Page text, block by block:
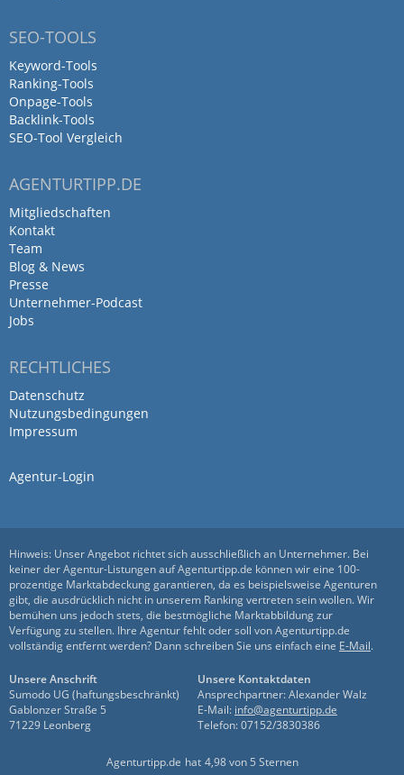
SEO-TOOLS
Keyword-Tools
Ranking-Tools
Onpage-Tools
Backlink-Tools
SEO-Tool Vergleich
AGENTURTIPP.DE
Mitgliedschaften
Kontakt
Team
Blog & News
Presse
Unternehmer-Podcast
Jobs
RECHTLICHES
Datenschutz
Nutzungsbedingungen
Impressum
Agentur-Login
Hinweis: Unser Angebot richtet sich ausschließlich an Unternehmer. Bei
keiner der Agentur-Listungen auf Agenturtipp.de können wir eine 100-
prozentige Marktabdeckung garantieren, da es beispielsweise Agenturen
gibt, die ausdrücklich nicht in unserem Ranking vertreten sein wollen. Wir
bemühen uns jedoch stets, die bestmögliche Marktabbildung zur
Verfügung zu stellen. Ihre Agentur fehlt oder soll von Agenturtipp.de
vollständig entfernt werden? Dann schreiben Sie uns einfach eine E-Mail.
Unsere Anschrift
Sumodo UG (haftungsbeschränkt)
Gablonzer Straße 5
71229 Leonberg
Unsere Kontaktdaten
Ansprechpartner: Alexander Walz
E-Mail: info@agenturtipp.de
Telefon: 07152/3830386
Agenturtipp.de hat 4,98von 5 Sternen